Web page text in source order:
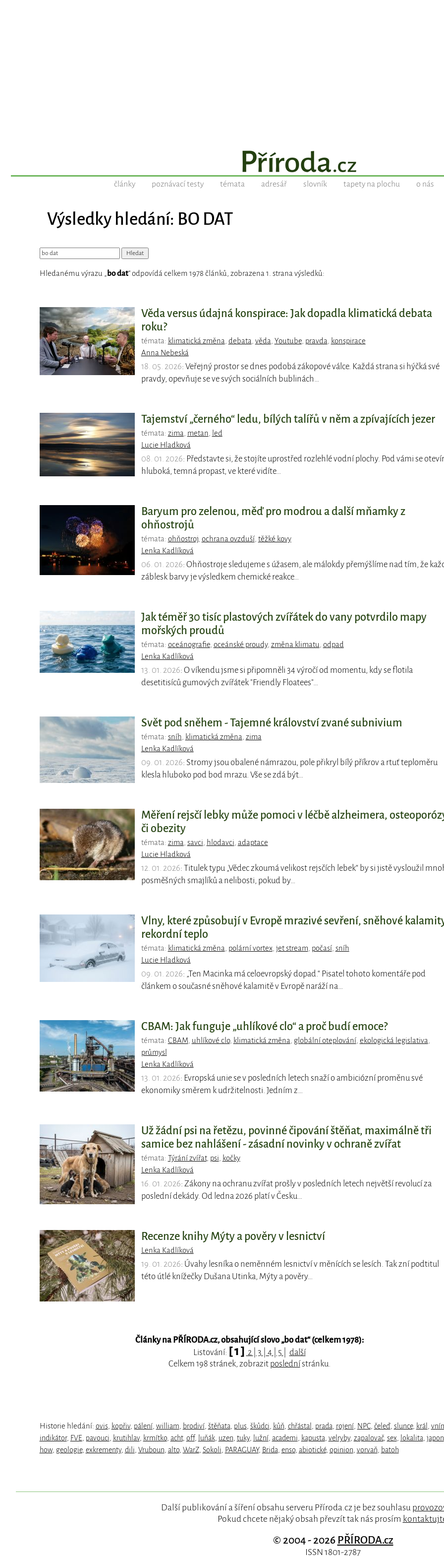
články poznávací testy témata adresář slovník tapety na plochu o nás
Výsledky hledání: BO DAT
Hledanému výrazu „ bo dat“ odpovídá celkem 1978 článků, zobrazena 1. strana výsledků:
Věda versus údajná konspirace: Jak dopadla klimatická debata
roku?
témata: klimatická změna debata věda Youtube, pravda
konspirace
Anna Nebeská
18. 05. 2026: Veřejný prostor se dnes podobá zákopové válce. Každá strana si hýčká své
pravdy, opevňuje se ve svých sociálních bublinách…
Tajemství „černého“ ledu, bílých talířů v něm a zpívajících jezer
témata: zima metan
led
Lucie Hladková
08. 01. 2026: Představte si, že stojíte uprostřed rozlehlé vodní plochy. Pod vámi se
hluboká, temná propast, ve které vidíte…
Baryum pro zelenou, měď pro modrou a další mňamky z
ohňostrojů
témata: ohňostroj, ochrana ovzduší, těžké kovy
Lenka Kadlíková
06. 01. 2026: Ohňostroje sledujeme s úžasem, ale málokdy přemýšlíme nad tím, že
záblesk barvy je výsledkem chemické reakce…
Jak téměř 30 tisíc plastových zvířátek do vany potvrdilo mapy
mořských proudů
témata: oceánografie, oceánské proudy, změna klimatu odpad
Lenka Kadlíková
13. 01. 2026: O víkendu jsme si připomněli 34 výročí od momentu, kdy se flotila
desetitisíců gumových zvířátek "Friendly Floatees"…
Svět pod sněhem - Tajemné království zvané subnivium
témata: sníh klimatická změna zima
Lenka Kadlíková
09. 01. 2026: Stromy jsou obalené námrazou, pole přikryl bílý příkrov a rtuť teploměru
klesla hluboko pod bod mrazu. Vše se zdá být…
Měření rejsčí lebky může pomoci v léčbě alzheimera,
či obezity
témata: zima savci hlodavci adaptace
Lucie Hladková
12. 01. 2026: Titulek typu „Vědec zkoumá velikost rejsčích lebek“ by si jistě vysloužil
posměšných smajlíků a nelibosti, pokud by…
Vlny, které způsobují v Evropě mrazivé sevření, sněhové
rekordní teplo
témata: klimatická změna polární vortex, jet stream počasí, sníh
Lucie Hladková
09. 01. 2026: „Ten Macinka má celoevropský dopad.“ Pisatel tohoto komentáře pod
článkem o současné sněhové kalamitě v Evropě naráží na…
CBAM: Jak funguje „uhlíkové clo“ a proč budí emoce?
témata: CBAM uhlíkové clo, klimatická změna globální oteplování, ekologická legislativa
průmysl
Lenka Kadlíková
13. 01. 2026: Evropská unie se v posledních letech snaží o ambiciózní proměnu své
ekonomiky směrem k udržitelnosti. Jedním z…
Už žádní psi na řetězu, povinné čipování štěňat, maximálně tři
samice bez nahlášení - zásadní novinky v ochraně zvířat
témata: Týrání zvířat, psi
kočky
Lenka Kadlíková
16. 01. 2026: Zákony na ochranu zvířat prošly v posledních letech největší revolucí za
poslední dekády. Od ledna 2026 platí v Česku…
Recenze knihy Mýty a pověry v lesnictví
Lenka Kadlíková
19. 01. 2026: Úvahy lesníka o neměnném lesnictví v měnících se lesích. Tak zní podtitul
této útlé knížečky Dušana Utinka, Mýty a pověry…
Články na PŘÍRODA.cz, obsahující slovo „bo dat“ (celkem 1978):
Listování: [ 1 ] 2 3 4 5
další
Celkem 198 stránek, zobrazit poslednístránku.
Historie hledání: ovis kopřiv, pálení, william brodiví, štěňata plus škůdci kůň chřástal prada rojení, NPC, čeleď, slunce, král
indikátor, FVE pavouci krutihlav, krmítko, acht, off, luňák, uzen tuky, lužní, academi kapusta velryby, zapalovač, sex lokalita japon
how, geologie, exkrementy, dili Vruboun alto, WarZ, Sokoli PARAGUAY, Brida enso, abiotické, opinion vorvaň batoh
Další publikování a šíření obsahu serveru Příroda.cz je bez souhlasu
Pokud chcete nějaký obsah převzít tak nás prosím
© 2004 - 2026 PŘÍRODA.cz
ISSN 1801-2787